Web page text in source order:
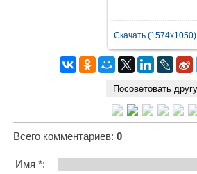
Скачать (1574x1050)
Всего комментариев: 0
Имя *: